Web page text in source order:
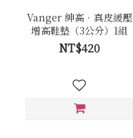
Vanger 紳高．真皮緩壓
增高鞋墊（3公分）1組
NT$420